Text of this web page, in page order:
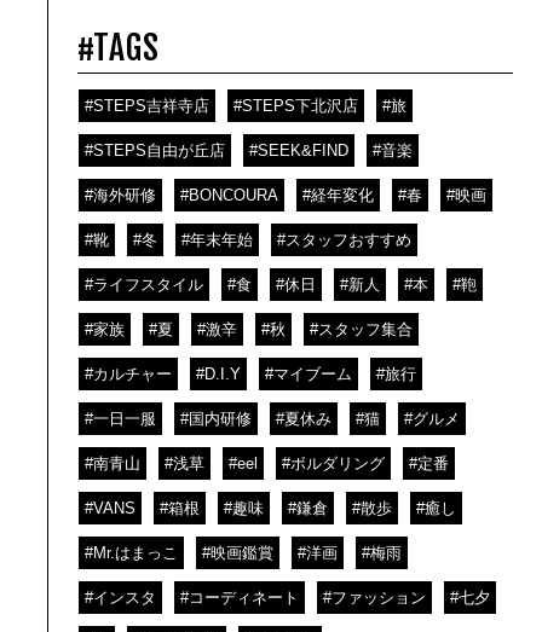
#TAGS
#STEPS吉祥寺店 #STEPS下北沢店 #旅
#STEPS自由が丘店 #SEEK&FIND #音楽
#海外研修 #BONCOURA #経年変化 #春 #映画
#靴 #冬 #年末年始 #スタッフおすすめ
#ライフスタイル #食 #休日 #新人 #本 #鞄
#家族 #夏 #激辛 #秋 #スタッフ集合
#カルチャー #D.I.Y #マイブーム #旅行
#一日一服 #国内研修 #夏休み #猫 #グルメ
#南青山 #浅草 #eel #ボルダリング #定番
#VANS #箱根 #趣味 #鎌倉 #散歩 #癒し
#Mr.はまっこ #映画鑑賞 #洋画 #梅雨
#インスタ #コーディネート #ファッション #七夕